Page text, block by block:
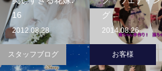
16
2012.08.28
グ
2014.08.26
スタッフブログ お客様